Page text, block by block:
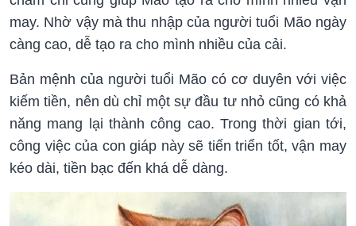
may. Nhờ vậy mà thu nhập của người tuổi Mão ngày
càng cao, dễ tạo ra cho mình nhiều của cải.
Bản mệnh của người tuổi Mão có cơ duyên với việc
kiếm tiền, nên dù chỉ một sự đầu tư nhỏ cũng có khả
năng mang lại thành công cao. Trong thời gian tới,
công việc của con giáp này sẽ tiến triển tốt, vận may
kéo dài, tiền bạc đến khá dễ dàng.